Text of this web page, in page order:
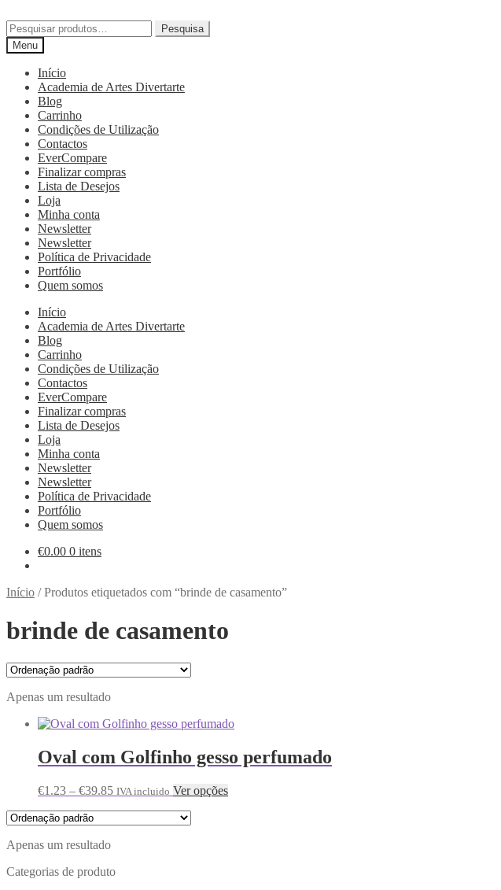
Pesquisa
Menu
Início
Academia de Artes Divertarte
Blog
Carrinho
Condições de Utilização
Contactos
EverCompare
Finalizar compras
Lista de Desejos
Loja
Minha conta
Newsletter
Newsletter
Política de Privacidade
Portfólio
Quem somos
Início
Academia de Artes Divertarte
Blog
Carrinho
Condições de Utilização
Contactos
EverCompare
Finalizar compras
Lista de Desejos
Loja
Minha conta
Newsletter
Newsletter
Política de Privacidade
Portfólio
Quem somos
€0.00 0 itens
Início /Produtos etiquetados com “brinde de casamento”
brinde de casamento
Apenas um resultado
Oval com Golfinho gesso perfumado
€1.23 – €39.85 IVA incluido Ver opções
Apenas um resultado
Categorias de produto